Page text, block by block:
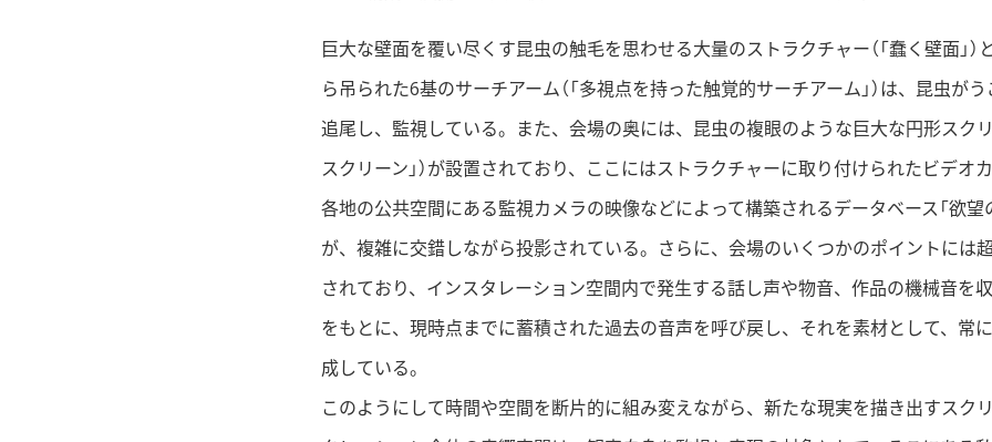
巨大な壁面を覆い尽くす昆虫の触毛を思わせる大量のストラクチャー（「蠢く壁面」
ら吊られた6基のサーチアーム（「多視点を持った触覚的サーチアーム」）は、昆虫が
追尾し、監視している。また、会場の奥には、昆虫の複眼のような巨大な円形スクリ
スクリーン」）が設置されており、ここにはストラクチャーに取り付けられたビデオ
各地の公共空間にある監視カメラの映像などによって構築されるデータベース「欲望
が、複雑に交錯しながら投影されている。さらに、会場のいくつかのポイントには
されており、インスタレーション空間内で発生する話し声や物音、作品の機械音を
をもとに、現時点までに蓄積された過去の音声を呼び戻し、それを素材として、常
成している。
このようにして時間や空間を断片的に組み変えながら、新たな現実を描き出すスク